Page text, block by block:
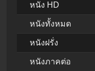
หนัง HD
หนังทั้งหมด
หนังฝรั่ง
หนังภาคต่อ